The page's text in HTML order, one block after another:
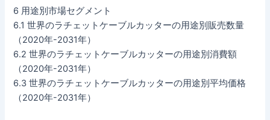
6 用途別市場セグメント
6.1 世界のラチェットケーブルカッターの用途別販売数量
（2020年-2031年）
6.2 世界のラチェットケーブルカッターの用途別消費額
（2020年-2031年）
6.3 世界のラチェットケーブルカッターの用途別平均価格
（2020年-2031年）